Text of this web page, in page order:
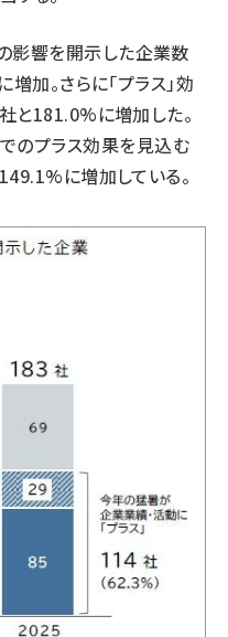
の影響を開示した企業数
加。さらに「プラス」効
と181.0%に増加した。
のプラス効果を見込む
に増加している。